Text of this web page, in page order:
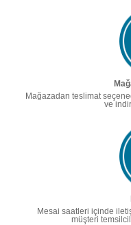
Mağazadan teslimat
ve
Mesai saatleri içinde
müşteri